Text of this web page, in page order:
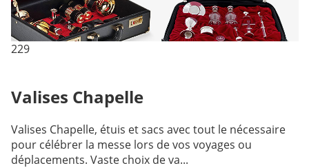
229
Valises Chapelle
Valises Chapelle, étuis et sacs avec tout le nécessaire
pour célébrer la messe lors de vos voyages ou
déplacements. Vaste choix de va...